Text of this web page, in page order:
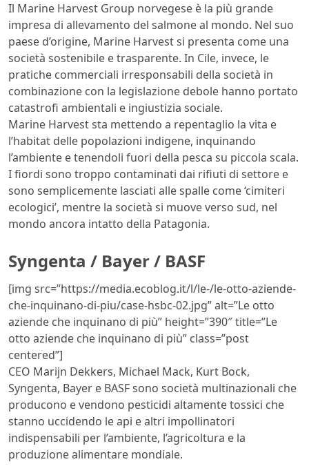
Il Marine Harvest Group norvegese è la più grande
impresa di allevamento del salmone al mondo. Nel suo
paese d’origine, Marine Harvest si presenta come una
società sostenibile e trasparente. In Cile, invece, le
pratiche commerciali irresponsabili della società in
combinazione con la legislazione debole hanno portato
catastrofi ambientali e ingiustizia sociale.
Marine Harvest sta mettendo a repentaglio la vita e
l’habitat delle popolazioni indigene, inquinando
l’ambiente e tenendoli fuori della pesca su piccola scala.
I fiordi sono troppo contaminati dai rifiuti di settore e
sono semplicemente lasciati alle spalle come ‘cimiteri
ecologici’, mentre la società si muove verso sud, nel
mondo ancora intatto della Patagonia.
Syngenta / Bayer / BASF
[img src=”https://media.ecoblog.it/l/le-/le-otto-aziende-
che-inquinano-di-piu/case-hsbc-02.jpg” alt=”Le otto
aziende che inquinano di più” height=”390″ title=”Le
otto aziende che inquinano di più” class=”post
centered”]
CEO Marijn Dekkers, Michael Mack, Kurt Bock,
Syngenta, Bayer e BASF sono società multinazionali che
producono e vendono pesticidi altamente tossici che
stanno uccidendo le api e altri impollinatori
indispensabili per l’ambiente, l’agricoltura e la
produzione alimentare mondiale.